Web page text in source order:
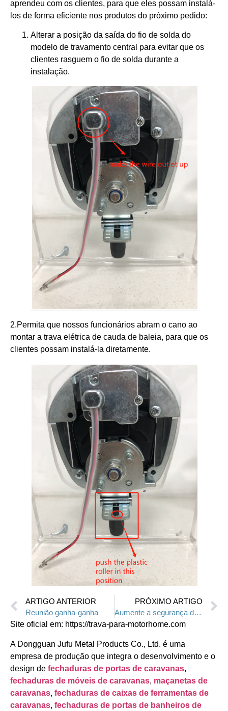
aprendeu com os clientes, para que eles possam instalá-
los de forma eficiente nos produtos do próximo pedido:
Alterar a posição da saída do fio de solda do
modelo de travamento central para evitar que os
clientes rasguem o fio de solda durante a
instalação.
2.Permita que nossos funcionários abram o cano ao
montar a trava elétrica de cauda de baleia, para que os
clientes possam instalá-la diretamente.
ARTIGO ANTERIOR
Reunião ganha-ganha
PRÓXIMO ARTIGO
Aumente a segurança do seu trailer com a trava da porta de entrada do RV SS6206-1
Site oficial em: https://trava-para-motorhome.com
A Dongguan Jufu Metal Products Co., Ltd. é uma
empresa de produção que integra o desenvolvimento e o
design de fechaduras de portas de caravanas,
fechaduras de móveis de caravanas, maçanetas de
caravanas, fechaduras de caixas de ferramentas de
caravanas, fechaduras de portas de banheiros de